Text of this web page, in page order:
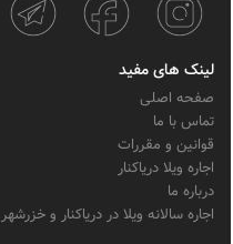
لینک های مفید
صفحه اصلی
تماس با ما
قوانین و مقررات
اجاره ویلا دریاکنار
درباره ما
اجاره سالانه ویلا در دریاکنار و خزرشهر